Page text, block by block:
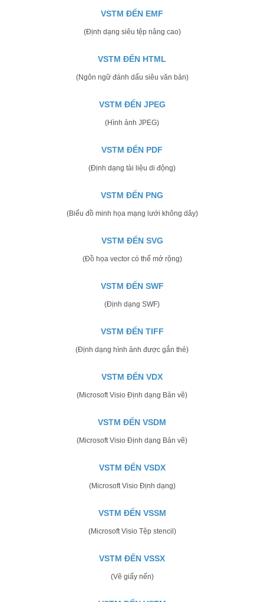
VSTM ĐẾN EMF
(Định dạng siêu tệp nâng cao)
VSTM ĐẾN HTML
(Ngôn ngữ đánh dấu siêu văn bản)
VSTM ĐẾN JPEG
(Hình ảnh JPEG)
VSTM ĐẾN PDF
(Định dạng tài liệu di động)
VSTM ĐẾN PNG
(Biểu đồ minh họa mạng lưới không dây)
VSTM ĐẾN SVG
(Đồ họa vector có thể mở rộng)
VSTM ĐẾN SWF
(Định dạng SWF)
VSTM ĐẾN TIFF
(Định dạng hình ảnh được gắn thẻ)
VSTM ĐẾN VDX
(Microsoft Visio Định dạng Bản vẽ)
VSTM ĐẾN VSDM
(Microsoft Visio Định dạng Bản vẽ)
VSTM ĐẾN VSDX
(Microsoft Visio Định dạng)
VSTM ĐẾN VSSM
(Microsoft Visio Tệp stencil)
VSTM ĐẾN VSSX
(Vẽ giấy nến)